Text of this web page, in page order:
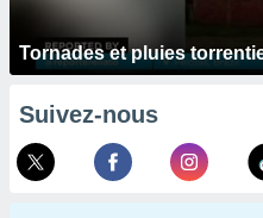
Tornades et pluies
Suivez-nous